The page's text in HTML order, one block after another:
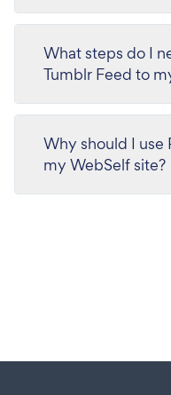
What steps do I
Tumblr Feed to
Why should I use
my WebSelf site?